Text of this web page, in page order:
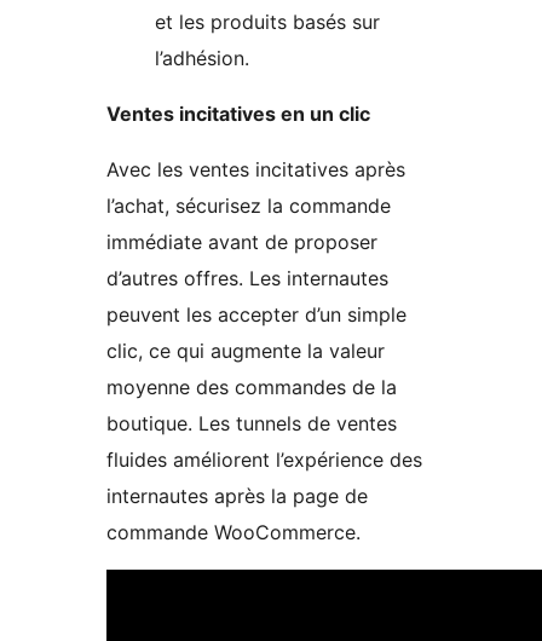
et les produits basés sur
l’adhésion.
Ventes incitatives en un clic
Avec les ventes incitatives après
l’achat, sécurisez la commande
immédiate avant de proposer
d’autres offres. Les internautes
peuvent les accepter d’un simple
clic, ce qui augmente la valeur
moyenne des commandes de la
boutique. Les tunnels de ventes
fluides améliorent l’expérience des
internautes après la page de
commande WooCommerce.